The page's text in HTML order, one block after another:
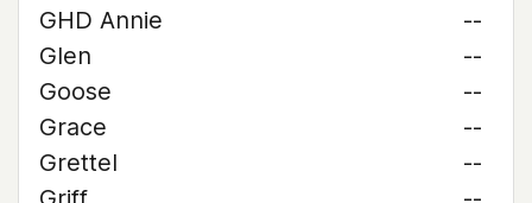
GHD Annie
--
Glen
--
Goose
--
Grace
--
Grettel
--